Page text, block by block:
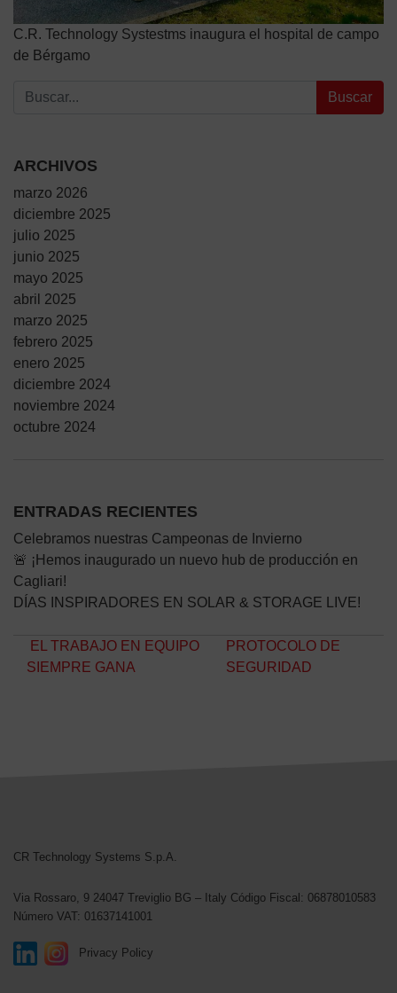
C.R. Technology Systestms inaugura el hospital de campo
de Bérgamo
Buscar:
ARCHIVOS
marzo 2026
diciembre 2025
julio 2025
junio 2025
mayo 2025
abril 2025
marzo 2025
febrero 2025
enero 2025
diciembre 2024
noviembre 2024
octubre 2024
ENTRADAS RECIENTES
Celebramos nuestras Campeonas de Invierno
🚨 ¡Hemos inaugurado un nuevo hub de producción en
Cagliari!
DÍAS INSPIRADORES EN SOLAR & STORAGE LIVE!
Navegación de entradas
EL TRABAJO EN EQUIPO
SIEMPRE GANA
PROTOCOLO DE
SEGURIDAD
CR Technology Systems S.p.A.
Via Rossaro, 9 24047 Treviglio BG – Italy Código Fiscal: 06878010583
Número VAT: 01637141001
Privacy Policy